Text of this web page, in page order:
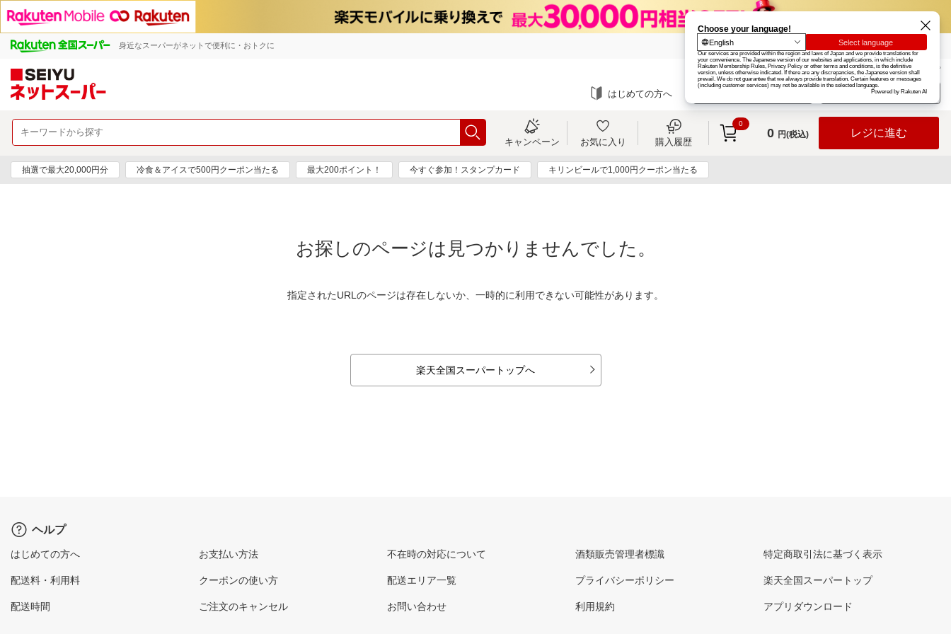
身近なスーパーがネットで便利に・おトクに 楽天グループ カード
お知らせ ヘルプ
はじめての方へ ログイン
キャンペーン お気に入り 購入履歴
0
0 円(税込) レジに進む
抽選で最大20,000円分 冷食＆アイスで500円クーポン当たる 最大200ポイント！ 今すぐ参加！スタンプカード キリンビールで1,000円クーポン当たる
お探しのページは見つかりませんでした。
指定されたURLのページは存在しないか、一時的に利用できない可能性があります。
楽天全国スーパートップへ
ヘルプ
はじめての方へ
配送料・利用料
配送時間
お支払い方法
クーポンの使い方
ご注文のキャンセル
不在時の対応について
配送エリア一覧
お問い合わせ
酒類販売管理者標識
プライバシーポリシー
利用規約
特定商取引法に基づく表示
楽天全国スーパートップ
アプリダウンロード